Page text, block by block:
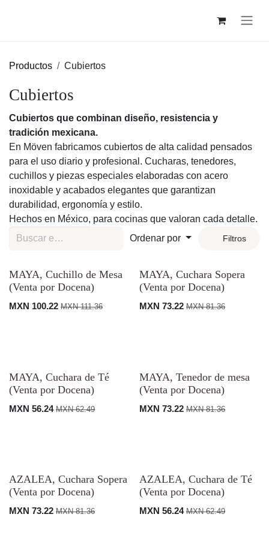
Productos Cubiertos
Cubiertos
Cubiertos que combinan diseño, resistencia y tradición
mexicana.
En Möven fabricamos cubiertos de alta calidad pensados
para el uso diario y profesional. Cucharas, tenedores,
cuchillos y piezas especiales elaboradas con acero inoxidable
y acabados elegantes que garantizan durabilidad, ergonomía
y estilo.
Hechos en México, para cocinas que valoran cada detalle.
Ordenar por
Filtros
¡Nuevo!
MAYA, Cuchillo de Mesa
(Venta por Docena)
MXN 100.22 MXN111.36
¡Nuevo!
MAYA, Cuchara Sopera
(Venta por Docena)
MXN 73.22 MXN81.36
¡Nuevo!
MAYA, Cuchara de Té
(Venta por Docena)
MXN 56.24 MXN62.49
¡Nuevo!
MAYA, Tenedor de mesa
(Venta por Docena)
MXN 73.22 MXN81.36
¡Nuevo!
AZALEA, Cuchara
Sopera (Venta por
Docena)
¡Nuevo!
AZALEA, Cuchara de Té
(Venta por Docena)
MXN 56.24 MXN62.49